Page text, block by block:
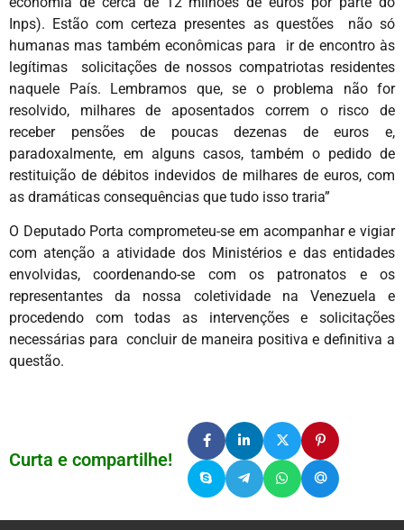
Inps). Estão com certeza presentes as questões não só
humanas mas também econômicas para ir de encontro às
legítimas solicitações de nossos compatriotas residentes
naquele País. Lembramos que, se o problema não for
resolvido, milhares de aposentados correm o risco de
receber pensões de poucas dezenas de euros e,
paradoxalmente, em alguns casos, também o pedido de
restituição de débitos indevidos de milhares de euros, com
as dramáticas consequências que tudo isso traria”
O Deputado Porta comprometeu-se em acompanhar e vigiar
com atenção a atividade dos Ministérios e das entidades
envolvidas, coordenando-se com os patronatos e os
representantes da nossa coletividade na Venezuela e
procedendo com todas as intervenções e solicitações
necessárias para concluir de maneira positiva e definitiva a
questão.
Curta e compartilhe!